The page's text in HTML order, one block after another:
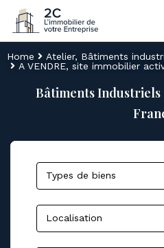
Home Atelier, Bâtiments
A VENDRE, site immobilier
Bâtiments Industriels
Types de biens
Localisation